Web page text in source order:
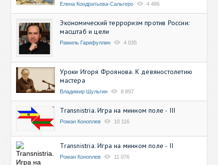
Елена Кондратьева-Сальгеро 4 486
Экономический терроризм против России:
масштаб и цели
Рамиль Гарифуллин 4 035
Уроки Игоря Фроянова. К девяностолетию
мастера
Владимир Шульгин 8 897
Transnistria. Игра на минном поле - III
Роман Коноплев 10 116
Transnistria. Игра на минном поле - II
Роман Коноплев 11 076